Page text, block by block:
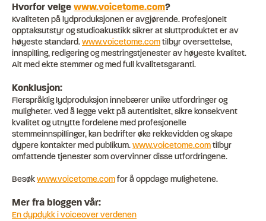
Hvorfor velge www.voicetome.com?
Kvaliteten på lydproduksjonen er avgjørende. Profesjonelt
opptaksutstyr og studioakustikk sikrer at sluttproduktet er av
høyeste standard.www.voicetome.comtilbyr oversettelse,
innspilling, redigering og mestringstjenester av høyeste kvalitet.
Alt med ekte stemmer og med full kvalitetsgaranti.
Konklusjon:
Flerspråklig lydproduksjon innebærer unike utfordringer og
muligheter. Ved å legge vekt på autentisitet, sikre konsekvent
kvalitet og utnytte fordelene med profesjonelle
stemmeinnspillinger, kan bedrifter øke rekkevidden og skape
dypere kontakter med publikum.www.voicetome.comtilbyr
omfattende tjenester som overvinner disse utfordringene.
Besøkwww.voicetome.comfor å oppdage mulighetene.
Mer fra bloggen vår:
En dypdykk i voiceover verdenen